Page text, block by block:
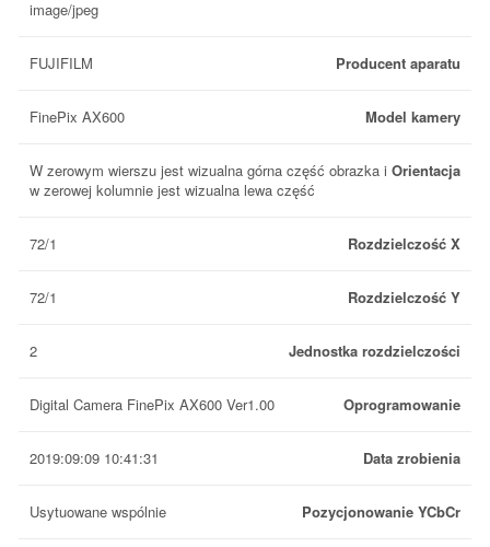
image/jpeg
Producent aparatu
FUJIFILM
Model kamery
FinePix AX600
Orientacja
W zerowym wierszu jest wizualna górna część obrazka i
w zerowej kolumnie jest wizualna lewa część
Rozdzielczość X
72/1
Rozdzielczość Y
72/1
Jednostka rozdzielczości
2
Oprogramowanie
Digital Camera FinePix AX600 Ver1.00
Data zrobienia
2019:09:09 10:41:31
Pozycjonowanie YCbCr
Usytuowane wspólnie